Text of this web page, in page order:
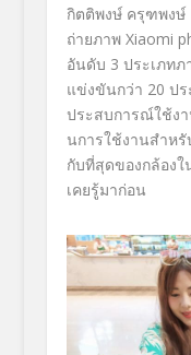
กิตติพงษ์ ครุฑพงษ์
ถ่ายภาพ Xiaomi
อันดับ 3 ประเภท
แข่งขันกว่า 20 ป
ประสบการณ์ใช้ง
นการใช้งานสำห
กับที่สุดของกล้อง
เคยรู้มาก่อน